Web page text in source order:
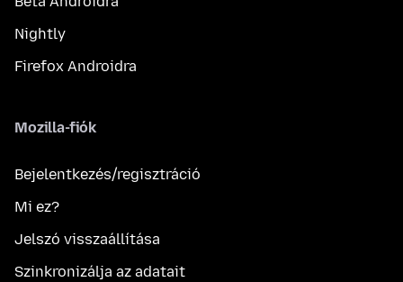
Nightly
Firefox Androidra
Mozilla-fiók
Bejelentkezés/regisztráció
Mi ez?
Jelszó visszaállítása
Szinkronizálja az adatait